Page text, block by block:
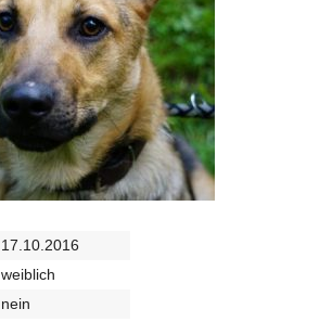
17.10.2016
weiblich
nein